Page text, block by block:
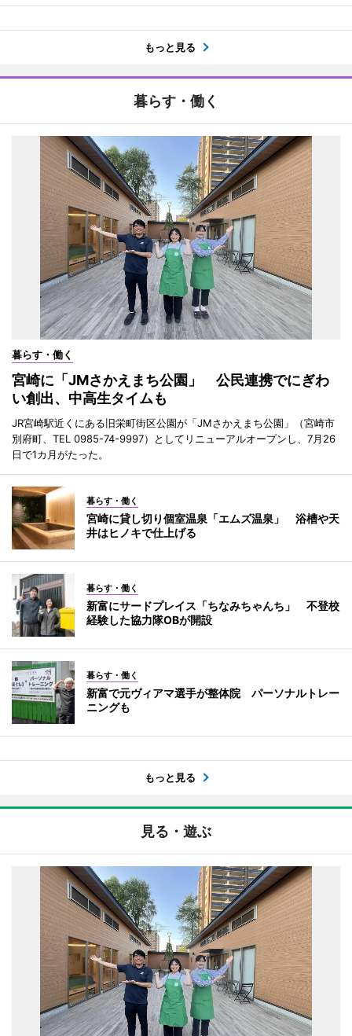
もっと見る
暮らす・働く
暮らす・働く
宮崎に「JMさかえまち公園」 公民連携でにぎわ
い創出、中高生タイムも
JR宮崎駅近くにある旧栄町街区公園が「JMさかえまち公園」（宮崎市
別府町、TEL 0985-74-9997）としてリニューアルオープンし、7月26
日で1カ月がたった。
暮らす・働く
宮崎に貸し切り個室温泉「エムズ温泉」 浴槽や天
井はヒノキで仕上げる
暮らす・働く
新富にサードプレイス「ちなみちゃんち」 不登校
経験した協力隊OBが開設
暮らす・働く
新富で元ヴィアマ選手が整体院 パーソナルトレー
ニングも
もっと見る
見る・遊ぶ